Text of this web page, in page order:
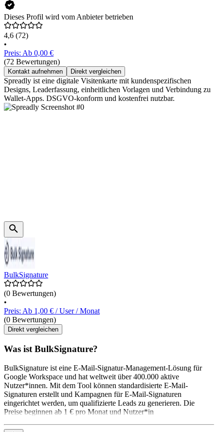
Dieses Profil wird vom Anbieter betrieben
4,6 (72)
•
Preis: Ab 0,00 €
(72 Bewertungen)
Kontakt aufnehmen Direkt vergleichen
Spreadly ist eine digitale Visitenkarte mit kundenspezifischen
Designs, Leaderfassung, einheitlichen Vorlagen und Verbindung zu
Wallet-Apps. DSGVO-konform und kostenfrei nutzbar.
BulkSignature
(0 Bewertungen)
•
Preis: Ab 1,00 € / User / Monat
(0 Bewertungen)
Direkt vergleichen
Was ist BulkSignature?
BulkSignature ist eine E-Mail-Signatur-Management-Lösung für
Google Workspace und hat weltweit über 400.000 aktive
Nutzer*innen. Mit dem Tool können standardisierte E-Mail-
Signaturen erstellt und Kampagnen für E-Mail-Signaturen
eingerichtet werden, um qualifizierte Leads zu generieren. Die
Preise beginnen ab 1 € pro Monat und Nutzer*in